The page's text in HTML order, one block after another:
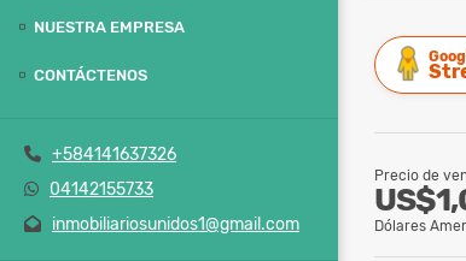
NUESTRA EMPRESA
CONTÁCTENOS
+584141637326
04142155733
inmobiliariosunidos1@gmail.com
Precio de
Dólares